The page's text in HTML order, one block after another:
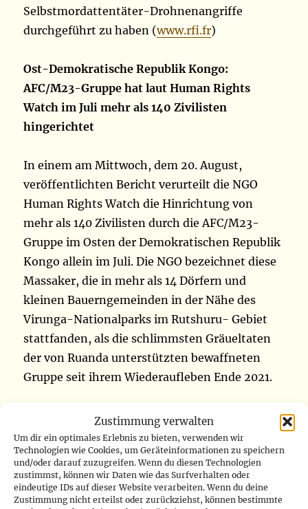
Zustimmung verwalten
Um dir ein optimales Erlebnis zu bieten, verwenden wir
Technologien wie Cookies, um Geräteinformationen zu speichern
und/oder darauf zuzugreifen. Wenn du diesen Technologien
zustimmst, können wir Daten wie das Surfverhalten oder
eindeutige IDs auf dieser Website verarbeiten. Wenn du deine
Zustimmung nicht erteilst oder zurückziehst, können bestimmte
Selbstmordattentäter-Drohnenangriffe
durchgeführt zu haben (www.rfi.fr)
Ost-Demokratische Republik Kongo:
AFC/M23-Gruppe hat laut Human Rights
Watch im Juli mehr als 140 Zivilisten
hingerichtet
In einem am Mittwoch, dem 20. August,
veröffentlichten Bericht verurteilt die NGO
Human Rights Watch die Hinrichtung von
mehr als 140 Zivilisten durch die AFC/M23-
Gruppe im Osten der Demokratischen Republik
Kongo allein im Juli. Die NGO bezeichnet diese
Massaker, die in mehr als 14 Dörfern und
kleinen Bauerngemeinden in der Nähe des
Virunga-Nationalparks im Rutshuru- Gebiet
stattfanden, als die schlimmsten Gräueltaten
der von Ruanda unterstützten bewaffneten
Gruppe seit ihrem Wiederaufleben Ende 2021.
Laut HRW handelte es sich bei der Mehrheit der
getöteten Zivilisten um Hutus. Die NGO spricht
von einer Kampagne gegen die FDLR, eine
bewaffnete Gruppe ruandischen Ursprungs, die
sich hauptsächlich aus Hutus zusammensetzt.